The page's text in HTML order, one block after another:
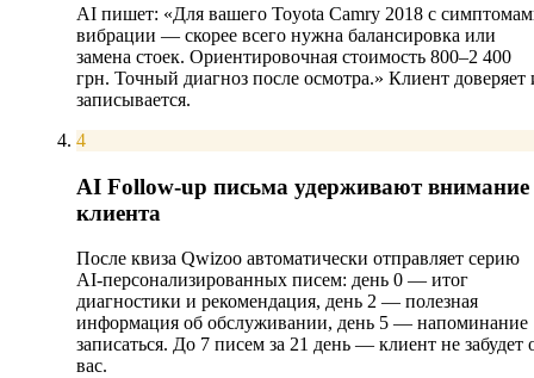
AI пишет: «Для вашего Toyota Camry 2018 с
вибрации — скорее всего нужна балансировка или
замена стоек. Ориентировочная стоимость 800–2 400
грн. Точный диагноз после осмотра.» Клиент доверяет
записывается.
4
AI Follow-up письма удерживают внимание
клиента
После квиза Qwizoo автоматически отправляет серию
AI-персонализированных писем: день 0 — итог
диагностики и рекомендация, день 2 — полезная
информация об обслуживании, день 5 — напоминание
записаться. До 7 писем за 21 день — клиент не забудет
вас.